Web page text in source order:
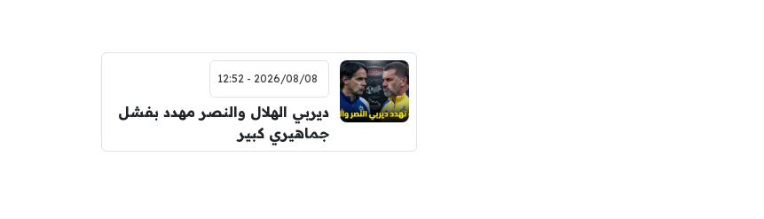
2026/08/08 - 12:52
ديربي الهلال والنصر مهدد بفشل
جماهيري كبير